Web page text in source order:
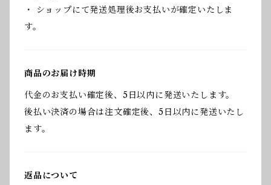
・ ショップにて発送処理後お支払いが確定いたしま
す。
商品のお届け時期
代金のお支払い確定後、5日以内に発送いたします。
後払い決済の場合は注文確定後、5日以内に発送いたし
ます。
返品について